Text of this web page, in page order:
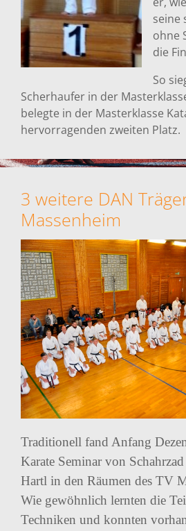
seine
ohne
die
So
Scherhaufer in der
belegte in der Masterklasse
hervorragenden zweiten Platz.
3 weitere DAN
Massenheim
Traditionell fand Anfang
Karate Seminar von
Hartl in den Räumen des TV
Wie gewöhnlich lernten die
Techniken und konnten